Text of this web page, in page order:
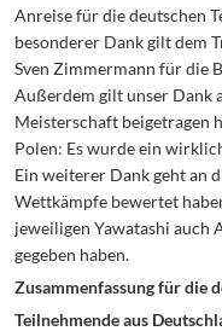
Anreise für die deutschen
besonderer Dank gilt dem
Sven Zimmermann für die
Außerdem gilt unser Dank
Meisterschaft beigetragen
Polen: Es wurde ein
Ein weiterer Dank geht an
Wettkämpfe bewertet
jeweiligen Yawatashi
gegeben haben.
Zusammenfassung für die
Teilnehmende aus